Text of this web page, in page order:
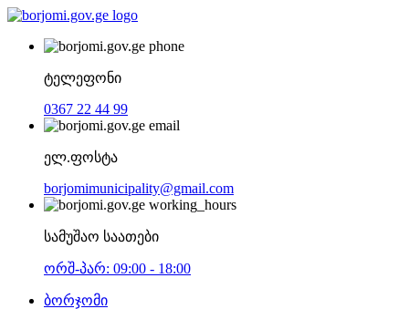
ტელეფონი
0367 22 44 99
ელ.ფოსტა
borjomimunicipality@gmail.com
სამუშაო საათები
ორშ-პარ: 09:00 - 18:00
ბორჯომი